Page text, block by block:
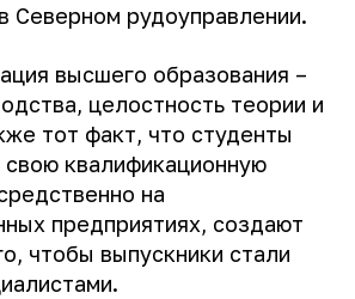
Северном рудоуправлении.
высшего образования –
целостность теории и
тот факт, что студенты
квалификационную
на
предприятиях, создают
чтобы выпускники стали